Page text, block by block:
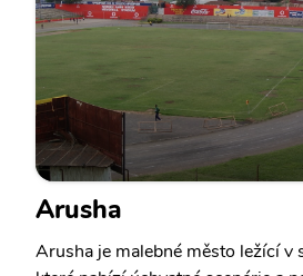
Arusha
Arusha je malebné město ležící v